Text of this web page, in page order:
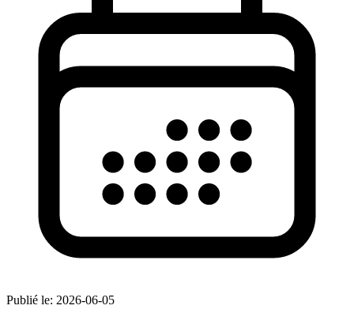
Publié le: 2026-06-05